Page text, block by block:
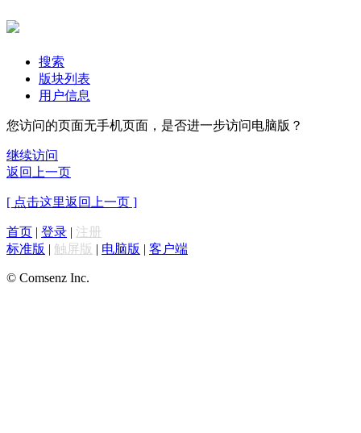
搜索
版块列表
用户信息
您访问的页面无手机页面，是否进一步访问电脑版？
继续访问
返回上一页
[ 点击这里返回上一页 ]
首页 | 登录 | 注册
标准版 | 触屏版 | 电脑版 | 客户端
© Comsenz Inc.